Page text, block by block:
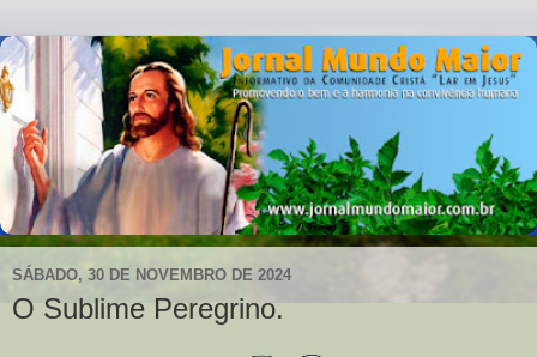
SÁBADO, 30 DE NOVEMBRO DE 2024
O Sublime Peregrino.